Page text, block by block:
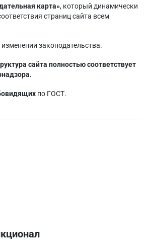
карта», который динамически
страниц сайта всем
законодательства.
сайта полностью соответствует
по ГОСТ.